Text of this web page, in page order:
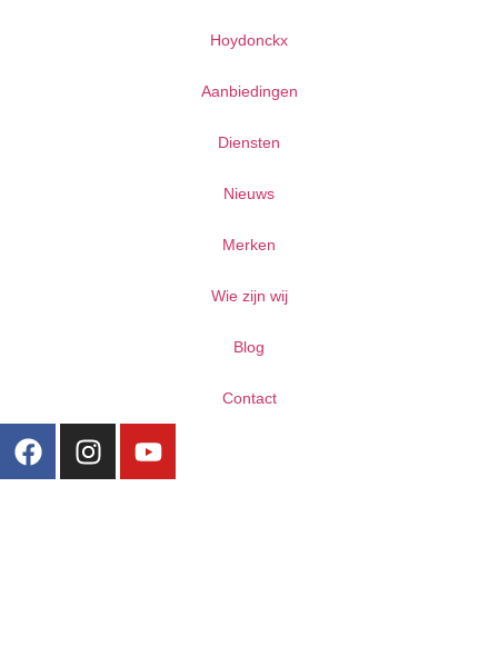
Hoydonckx
Aanbiedingen
Diensten
Nieuws
Merken
Wie zijn wij
Blog
Contact